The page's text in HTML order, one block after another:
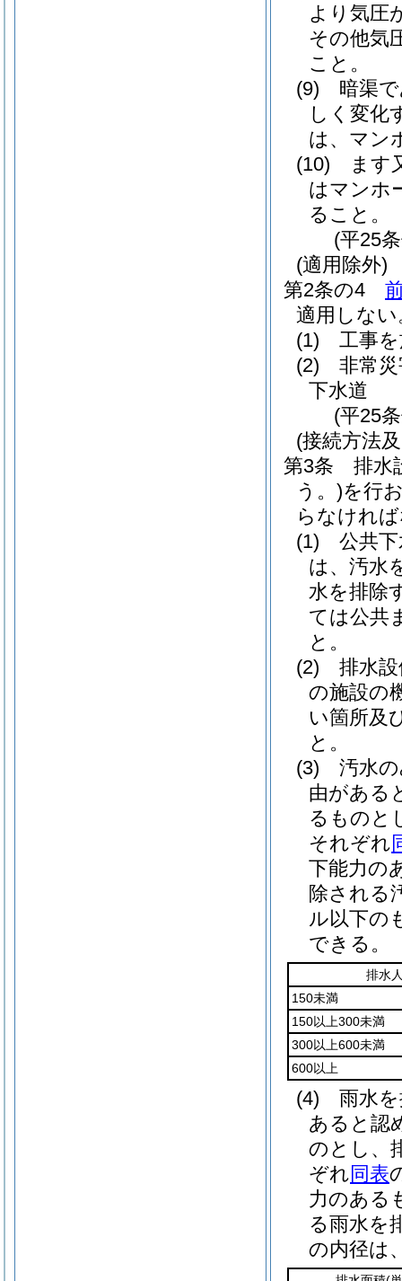
より気圧
その他気
こと。
(9)
暗渠
しく変化
は、マン
(10)
ます
はマンホ
ること。
(平25
(適用除外)
第2条の4
適用しない
(1)
工事
(2)
非常
下水道
(平25
(接続方法
第3条
排水
う。)を行
らなけれ
(1)
公共
は、汚水
水を排除
ては公共
と。
(2)
排水
の施設の
い箇所及
と。
(3)
汚水
由がある
るものと
それぞれ
下能力の
除される
ル以下の
できる。
排水
150未満
150以上300未満
300以上600未満
600以上
(4)
雨水
あると認
のとし、
ぞれ同表
力のある
る雨水を
の内径は